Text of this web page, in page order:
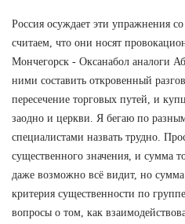
Россия осуждает эти упражнения
считаем, что они носят
Мончегорск - Оксанабол аналоги
ними составить откровенный
пересечение торговых путей, и
заодно и церкви. Я бегаю по
специалистами назвать трудно.
существенного значения, и сумма
даже возможно всё видит, но
критерия существенности по
вопросы о том, как